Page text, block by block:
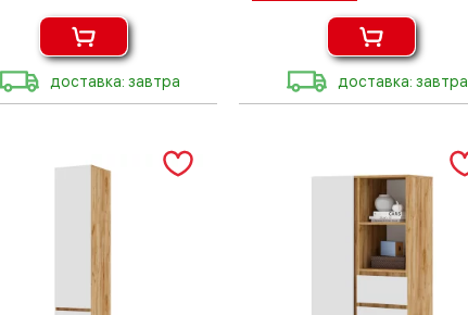
доставка: завтра доставка: завтра